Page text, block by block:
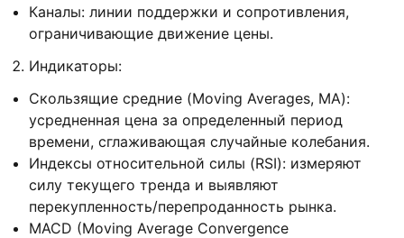
Каналы: линии поддержки и сопротивления,
ограничивающие движение цены.
Индикаторы:
Скользящие средние (Moving Averages, MA):
усредненная цена за определенный период
времени, сглаживающая случайные колебания.
Индексы относительной силы (RSI): измеряют
силу текущего тренда и выявляют
перекупленность/перепроданность рынка.
MACD (Moving Average Convergence